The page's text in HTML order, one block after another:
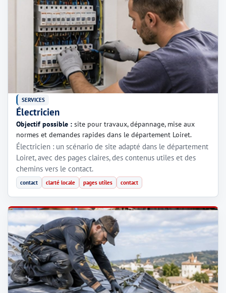
SERVICES
Électricien
Objectif possible : site pour travaux, dépannage, mise aux
normes et demandes rapides dans le département Loiret.
Électricien : un scénario de site adapté dans le département
Loiret, avec des pages claires, des contenus utiles et des
chemins vers le contact.
contact clarté locale pages utiles contact